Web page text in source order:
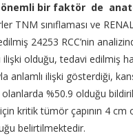
önemli bir faktör de
TNM sınıflaması ve
24253 RCC’nin
ilişki olduğu, tedavi edilmiş
anlamlı ilişki gösterdiği,
%50.9 olduğu
kritik tümör çapının 4
belirtilmektedir.